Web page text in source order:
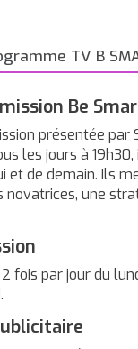
TV B
Be
présentée par
les jours à
et de demain. Ils
novatrices, une
fois par jour du